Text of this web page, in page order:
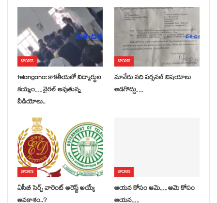
SPORTS
telangana: కాకతీయలో విద్యార్థుల
కయ్యం… వైరల్ అవుతున్న
వీడియోలు..
SPORTS
మానేరు నది పర్సనల్ విషయాలు
అడగొద్దు…
SPORTS
ఏసీబీ సెర్చ్ వారెంట్ అరెస్ట్ అయ్యే
SPORTS
ఆయన కోసం ఆమె… ఆమె కోసం